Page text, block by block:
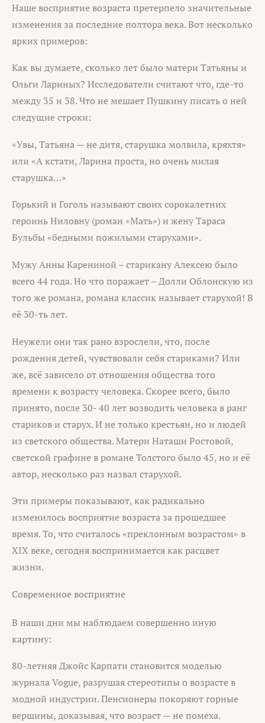
Наше восприятие возраста претерпело значительные
изменения за последние полтора века. Вот несколько
ярких примеров:
Как вы думаете, сколько лет было матери Татьяны и
Ольги Лариных? Исследователи считают что, где-то
между 35 и 38. Что не мешает Пушкину писать о ней
следущие строки:
«Увы, Татьяна — не дитя, старушка молвила, кряхтя»
или «А кстати, Ларина проста, но очень милая
старушка…»
Горький и Гоголь называют своих сорокалетних
героинь Ниловну (роман «Мать») и жену Тараса
Бульбы «бедными пожилыми старухами».
Мужу Анны Карениной – старикану Алексею было
всего 44 года. Но что поражает – Долли Облонскую из
того же романа, романа классик называет старухой! В
её 30-ть лет.
Неужели они так рано взрослели, что, после
рождения детей, чувствовали себя стариками? Или
же, всё зависело от отношения общества того
времени к возрасту человека. Скорее всего, было
принято, после 30- 40 лет возводить человека в ранг
стариков и старух. И не только крестьян, но и людей
из светского общества. Матери Наташи Ростовой,
светской графине в романе Толстого было 45, но и её
автор, несколько раз назвал старухой.
Эти примеры показывают, как радикально
изменилось восприятие возраста за прошедшее
время. То, что считалось «преклонным возрастом» в
XIX веке, сегодня воспринимается как расцвет
жизни.
Современное восприятие
В наши дни мы наблюдаем совершенно иную
картину:
80-летняя Джойс Карпати становится моделью
журнала Vogue, разрушая стереотипы о возрасте в
модной индустрии. Пенсионеры покоряют горные
вершины, доказывая, что возраст — не помеха.